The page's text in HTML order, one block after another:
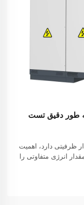
طور دقیق تست
ظرفیتی دارد، اهمیت
انرژی متفاوتی را
کلیدی است. همچنین